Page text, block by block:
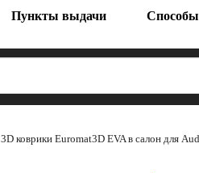
Пункты выдачи
3D коврики Euromat3D EVA в салон для